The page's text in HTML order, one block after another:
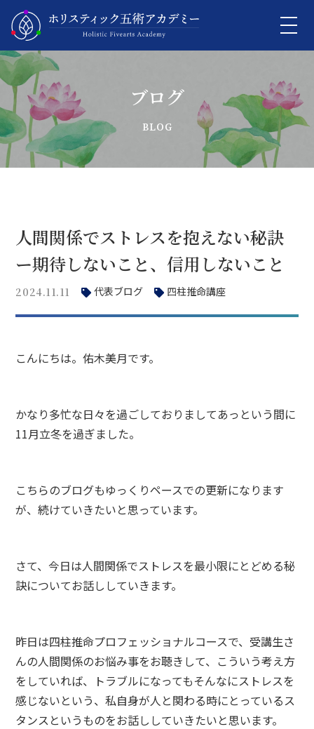
ブログ
人間関係でストレスを抱えない秘訣
ー期待しないこと、信用しないこと
2024.11.11 代表ブログ 四柱推命講座
こんにちは。佑木美月です。
かなり多忙な日々を過ごしておりましてあっという間に
11月立冬を過ぎました。
こちらのブログもゆっくりペースでの更新になります
が、続けていきたいと思っています。
さて、今日は人間関係でストレスを最小限にとどめる秘
訣についてお話ししていきます。
昨日は四柱推命プロフェッショナルコースで、受講生さ
んの人間関係のお悩み事をお聴きして、こういう考え方
をしていれば、トラブルになってもそんなにストレスを
感じないという、私自身が人と関わる時にとっているス
タンスというものをお話ししていきたいと思います。